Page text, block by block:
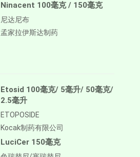
Ninacent 100毫克 / 150毫克
尼达尼布
孟家拉伊斯达制药
Etosid 100毫克/ 5毫升/ 50毫克/
2.5毫升
ETOPOSIDE
Kocak制药有限公司
LuciCer 150毫克